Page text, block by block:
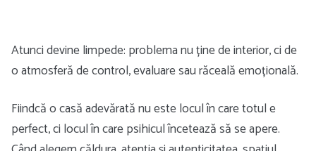
Atunci devine limpede: problema nu ține de interior, ci de
o atmosferă de control, evaluare sau răceală emoțională.
Fiindcă o casă adevărată nu este locul în care totul e
perfect, ci locul în care psihicul încetează să se apere.